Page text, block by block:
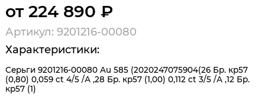
от 224 890 ₽
Артикул: 9201216-00080
Характеристики:
Серьги 9201216-00080 Au 585 (2020247075904(26 Бр. кр57
(0,80) 0,059 ct 4/5 /А ,28 Бр. кр57 (1,00) 0,112 ct 3/5 /А ,12 Бр.
кр57 (1)